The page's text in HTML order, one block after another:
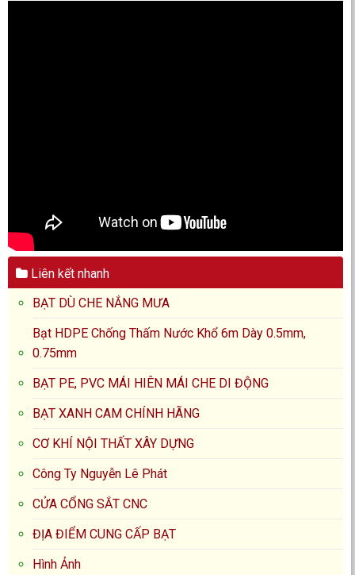
Liên kết nhanh
BẠT DÙ CHE NẮNG MƯA
Bạt HDPE Chống Thấm Nước Khổ 6m Dày 0.5mm,
0.75mm
BẠT PE, PVC MÁI HIÊN MÁI CHE DI ĐỘNG
BẠT XANH CAM CHÍNH HÃNG
CƠ KHÍ NỘI THẤT XÂY DỰNG
Công Ty Nguyễn Lê Phát
CỬA CỔNG SẮT CNC
ĐỊA ĐIỂM CUNG CẤP BẠT
Hình Ảnh